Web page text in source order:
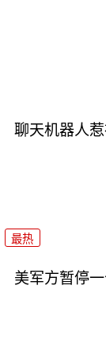
聊天机器人
最热
美军方暂停